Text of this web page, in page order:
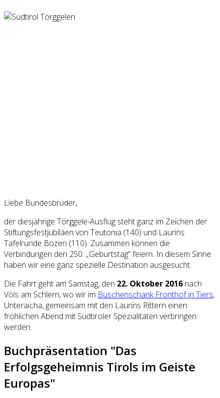
Liebe Bundesbrüder,
der diesjährige Törggele-Ausflug steht ganz im Zeichen der
Stiftungsfestjubiläen von Teutonia (140) und Laurins
Tafelrunde Bozen (110). Zusammen können die
Verbindungen den 250. „Geburtstag“ feiern. In diesem Sinne
haben wir eine ganz spezielle Destination ausgesucht.
Die Fahrt geht am Samstag, den 22. Oktober 2016 nach
Völs am Schlern, wo wir im Buschenschank Fronthof in Tiers,
Unteraicha, gemeinsam mit den Laurins Rittern einen
fröhlichen Abend mit Südtiroler Spezialitäten verbringen
werden.
Buchpräsentation "Das
Erfolgsgeheimnis Tirols im Geiste
Europas"